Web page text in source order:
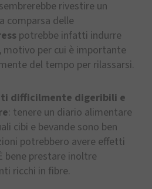
rivestire un
comparsa delle
potrebbe infatti indurre
, motivo per cui è importante
del tempo per rilassarsi.
difficilmente digeribili e
: tenere un diario alimentare
cibi e bevande sono ben
potrebbero avere effetti
bene prestare inoltre
ricchi in fibre.